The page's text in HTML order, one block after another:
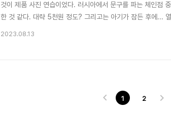
것이 제품 사진 연습이었다. 러시아에서 문구를 파는 체인점
한 것 같다. 대략 5천원 정도? 그리고는 아기가 잠든 후에...
2023.08.13
1 2